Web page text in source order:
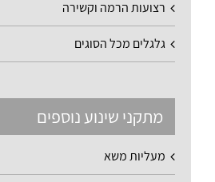
רצועות הרמה וקשירה
גלגלים מכל הסוגים
מתקני שינוע נוספים
מעליות משא